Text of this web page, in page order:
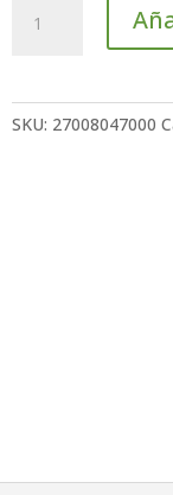
PANEL
SKU: 27008047000